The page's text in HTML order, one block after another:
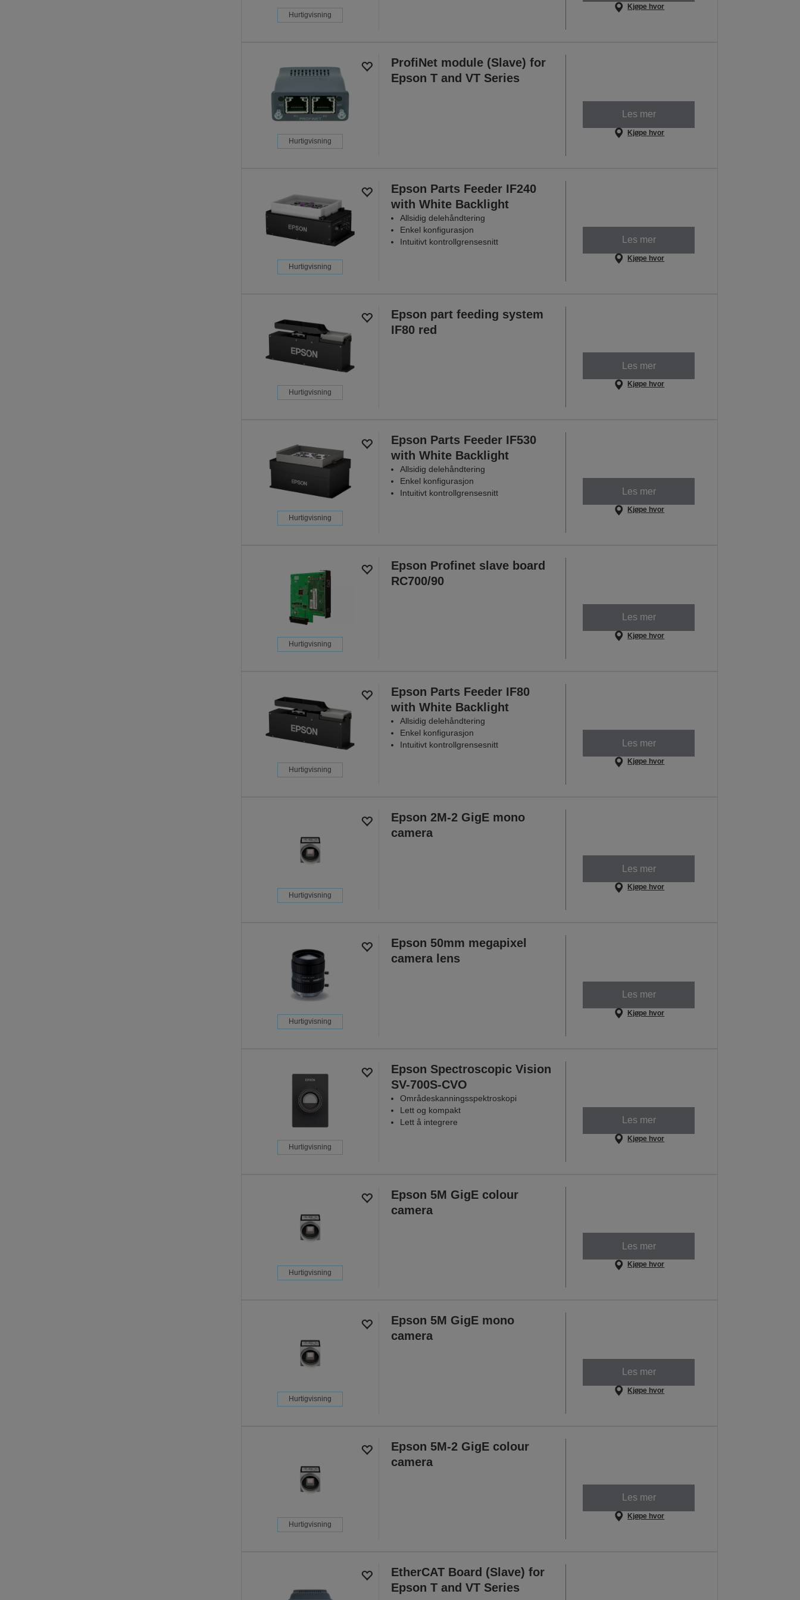
Hurtigvisning
Kjøpe hvor
Hurtigvisning
ProfiNet module (Slave) for
Epson T and VT Series
Les mer
Kjøpe hvor
Hurtigvisning
Epson Parts Feeder IF240
with White Backlight
Allsidig delehåndtering
Enkel konfigurasjon
Intuitivt kontrollgrensesnitt
Les mer
Kjøpe hvor
Hurtigvisning
Epson part feeding system
IF80 red
Les mer
Kjøpe hvor
Hurtigvisning
Epson Parts Feeder IF530
with White Backlight
Allsidig delehåndtering
Enkel konfigurasjon
Intuitivt kontrollgrensesnitt
Les mer
Kjøpe hvor
Hurtigvisning
Epson Profinet slave board
RC700/90
Les mer
Kjøpe hvor
Hurtigvisning
Epson Parts Feeder IF80
with White Backlight
Allsidig delehåndtering
Enkel konfigurasjon
Intuitivt kontrollgrensesnitt
Les mer
Kjøpe hvor
Hurtigvisning
Epson 2M-2 GigE mono
camera
Les mer
Kjøpe hvor
Hurtigvisning
Epson 50mm megapixel
camera lens
Les mer
Kjøpe hvor
Hurtigvisning
Epson Spectroscopic Vision
SV-700S-CVO
Områdeskanningsspektroskopi
Lett og kompakt
Lett å integrere
Les mer
Kjøpe hvor
Hurtigvisning
Epson 5M GigE colour
camera
Les mer
Kjøpe hvor
Hurtigvisning
Epson 5M GigE mono
camera
Les mer
Kjøpe hvor
Hurtigvisning
Epson 5M-2 GigE colour
camera
Les mer
Kjøpe hvor
EtherCAT Board (Slave) for
Epson T and VT Series